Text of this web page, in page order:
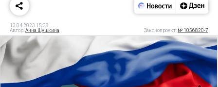
13.04.2023 15:38
Автор:Анна Шушкина Законопроект: № 1056820-7